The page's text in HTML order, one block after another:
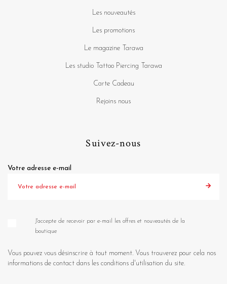
Les nouveautés
Les promotions
Le magazine Tarawa
Les studio Tattoo Piercing Tarawa
Carte Cadeau
Rejoins nous
Suivez-nous
Votre adresse e-mail
J'accepte de recevoir par e-mail les offres et nouveautés de la
boutique
Vous pouvez vous désinscrire à tout moment. Vous trouverez pour cela nos
informations de contact dans les conditions d'utilisation du site.